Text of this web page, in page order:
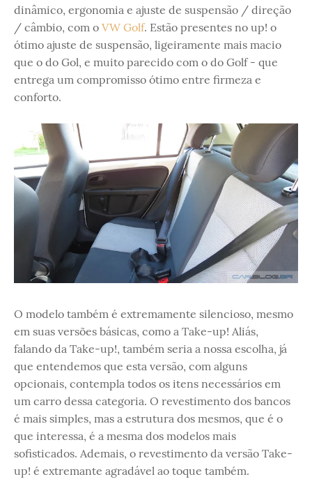
dinâmico, ergonomia e ajuste de suspensão / direção
/ câmbio, com o VW Golf. Estão presentes no up! o
ótimo ajuste de suspensão, ligeiramente mais macio
que o do Gol, e muito parecido com o do Golf - que
entrega um compromisso ótimo entre firmeza e
conforto.
O modelo também é extremamente silencioso, mesmo
em suas versões básicas, como a Take-up! Aliás,
falando da Take-up!, também seria a nossa escolha, já
que entendemos que esta versão, com alguns
opcionais, contempla todos os itens necessários em
um carro dessa categoria. O revestimento dos bancos
é mais simples, mas a estrutura dos mesmos, que é o
que interessa, é a mesma dos modelos mais
sofisticados. Ademais, o revestimento da versão Take-
up! é extremante agradável ao toque também.